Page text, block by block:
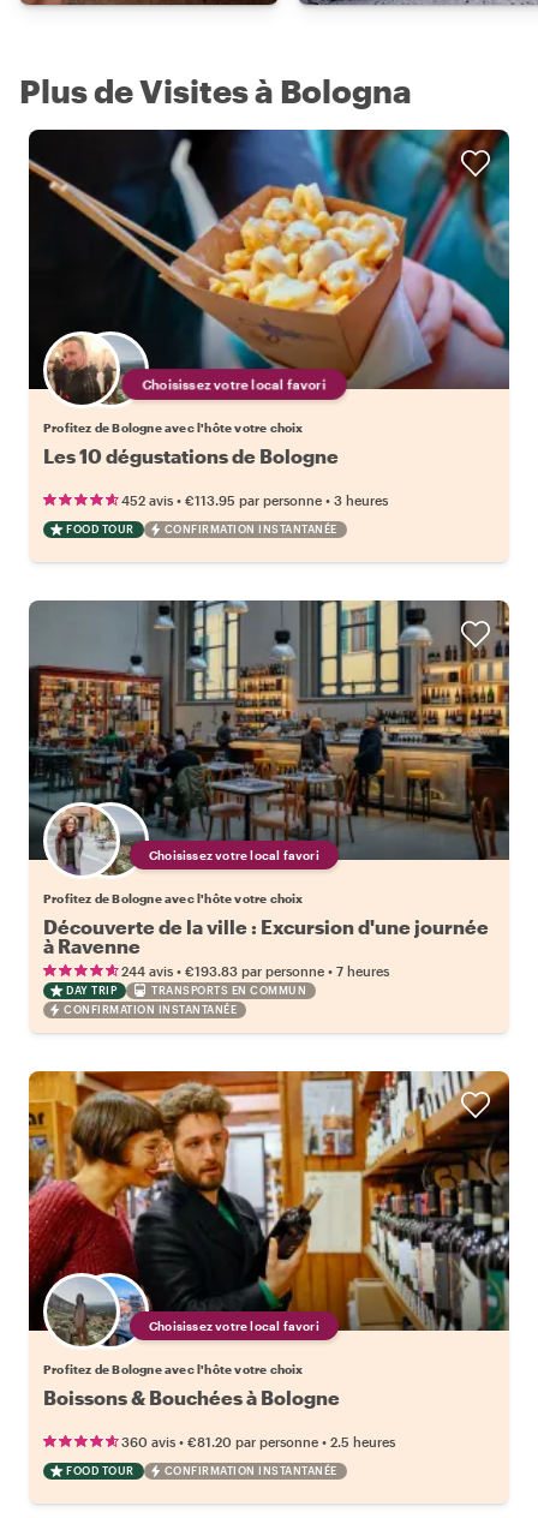
Plus de Visites à Bologna
Choisissez votre local favori
Profitez de Bologne avec l'hôte votre choix
Les 10 dégustations de Bologne
452 avis • €113.95 par personne • 3 heures
FOOD TOUR CONFIRMATION INSTANTANÉE
Choisissez votre local favori
Profitez de Bologne avec l'hôte votre choix
Découverte de la ville : Excursion d'une journée
à Ravenne
244 avis • €193.83 par personne • 7 heures
DAY TRIP
TRANSPORTS EN COMMUN
CONFIRMATION INSTANTANÉE
Choisissez votre local favori
Profitez de Bologne avec l'hôte votre choix
Boissons & Bouchées à Bologne
360 avis • €81.20 par personne • 2.5 heures
FOOD TOUR CONFIRMATION INSTANTANÉE